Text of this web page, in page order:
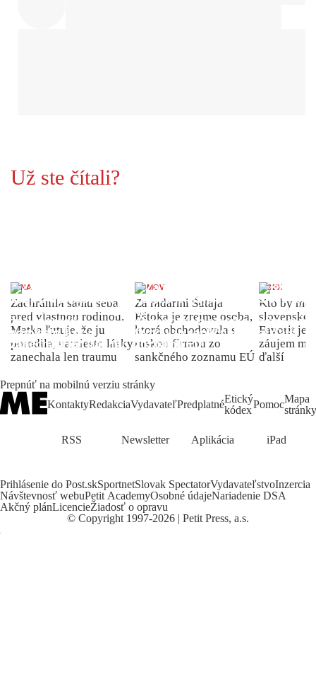
Už ste čítali?
ŽENA
Zachránila samu seba
pred vlastnou rodinou.
Matka ľutuje, že ju
porodila, namiesto lásky
zanechala len traumu
DOMOV
Za radarmi Šutaja
Eštoka je zrejme osoba,
ktorá obchodovala s
ruskou firmou zo
sankčného zoznamu EÚ
INDEX
Kto by
slovenské
Favorit je
záujem
ďalší
Prepnúť na mobilnú verziu stránky
KontaktyRedakciaVydavateľPredplatnéEtický
kódexPomocMapa
stránky
RSS Newsletter Aplikácia iPad
Prihlásenie do Post.skSportnetSlovak SpectatorVydavateľstvoInzercia
Návštevnosť webuPetit AcademyOsobné údajeNariadenie DSA
Akčný plánLicencieŽiadosť o opravu
© Copyright 1997-2026 | Petit Press, a.s.